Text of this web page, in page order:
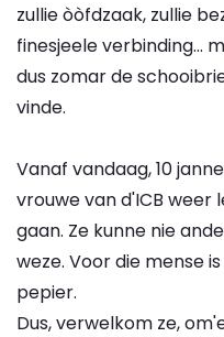
zullie òòfdzaak, zullie
finesjeele verbinding...
dus zomar de
vinde.
Vanaf vandaag, 10
vrouwe van d'ICB weer
gaan. Ze kunne nie
weze. Voor die mense
pepier.
Dus, verwelkom ze,